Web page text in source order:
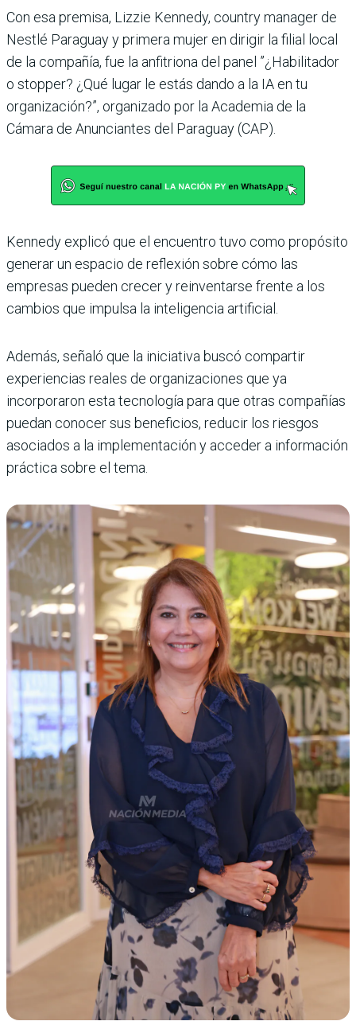
Con esa premisa, Lizzie Kennedy, country manager de
Nestlé Paraguay y primera mujer en dirigir la filial local
de la compañía, fue la anfitriona del panel ”¿Habilitador
o stopper? ¿Qué lugar le estás dando a la IA en tu
organización?”, organizado por la Academia de la
Cámara de Anunciantes del Paraguay (CAP).
Kennedy explicó que el encuentro tuvo como propósito
generar un espacio de reflexión sobre cómo las
empresas pueden crecer y reinventarse frente a los
cambios que impulsa la inteligencia artificial.
Además, señaló que la iniciativa buscó compartir
experiencias reales de organizaciones que ya
incorporaron esta tecnología para que otras compañías
puedan conocer sus beneficios, reducir los riesgos
asociados a la implementación y acceder a información
práctica sobre el tema.